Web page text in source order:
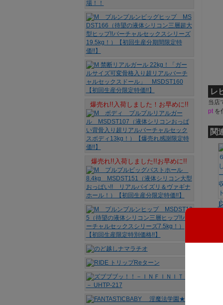
レ
当店
ptを
関
爆売れ!!入荷しました！お早めに!!
爆売れ!!入荷しました!!お早めに!!